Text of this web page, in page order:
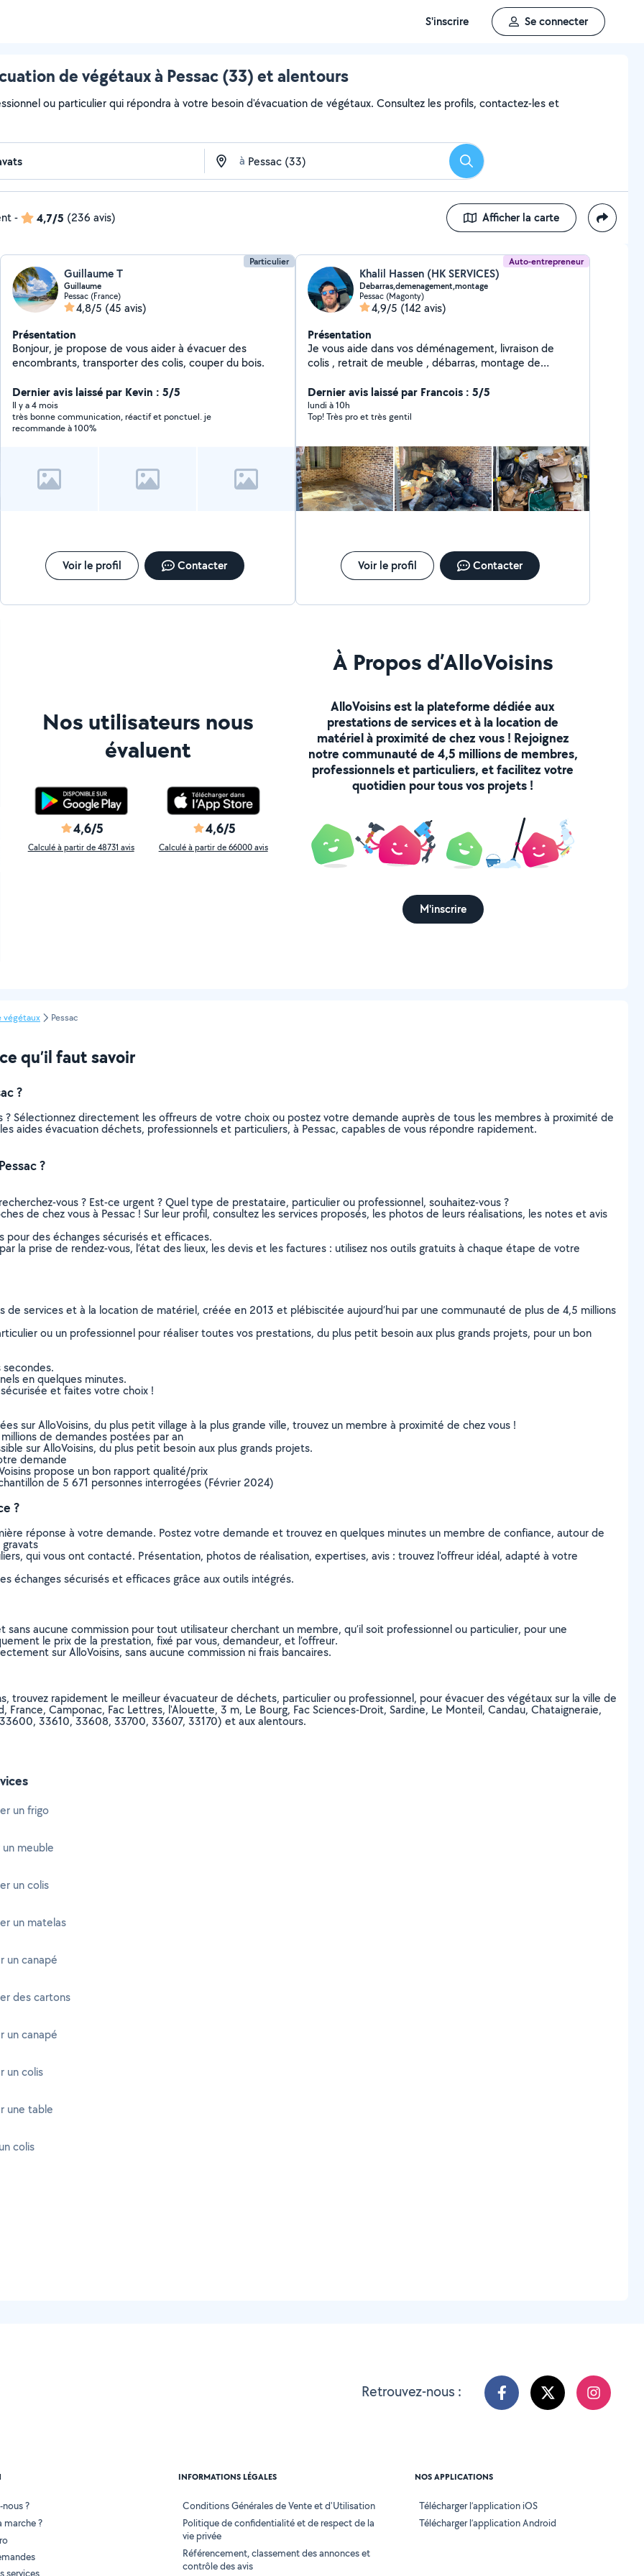
S'inscrire Se connecter
de végétaux à Pessac (33) et alentours
ou particulier qui répondra à votre besoin d'évacuation de végétaux. Consultez les profils, contactez-les et
à Rechercher
- 4,7/5 (236 avis) Afficher la carte
Particulier
Guillaume T
Guillaume
Pessac (France)
4,8/5 (45 avis)
Présentation
Bonjour, je propose de vous aider à évacuer des
encombrants, transporter des colis, couper du bois.
Dernier avis laissé par Kevin : 5/5
Il y a 4 mois
très bonne communication, réactif et ponctuel. je
recommande à 100%
Voir le profil Contacter
Auto-entrepreneur
Khalil Hassen (HK SERVICES)
Debarras,demenagement,montage
Pessac (Magonty)
4,9/5 (142 avis)
Présentation
Je vous aide dans vos déménagement, livraison de
colis , retrait de meuble , débarras, montage de
Dernier avis laissé par Francois : 5/5
lundi à 10h
Top! Très pro et très gentil
Voir le profil Contacter
Nos utilisateurs nous
évaluent
4,6/5
Calculé à partir de 48731 avis
4,6/5
Calculé à partir de 66000 avis
À Propos d’AlloVoisins
AlloVoisins est la plateforme dédiée aux
prestations de services et à la location de
matériel à proximité de chez vous ! Rejoignez
notre communauté de 4,5 millions de membres,
professionnels et particuliers, et facilitez votre
quotidien pour tous vos projets !
M'inscrire
végétaux Pessac
qu’il faut savoir
?
? Sélectionnez directement les offreurs de votre choix ou postez votre demande auprès de tous les membres à proximité de
aides évacuation déchets, professionnels et particuliers, à Pessac, capables de vous répondre rapidement.
?
vous ? Est-ce urgent ? Quel type de prestataire, particulier ou professionnel, souhaitez-vous ?
de chez vous à Pessac ! Sur leur profil, consultez les services proposés, les photos de leurs réalisations, les notes et avis
pour des échanges sécurisés et efficaces.
la prise de rendez-vous, l’état des lieux, les devis et les factures : utilisez nos outils gratuits à chaque étape de votre
de services et à la location de matériel, créée en 2013 et plébiscitée aujourd’hui par une communauté de plus de 4,5 millions
ou un professionnel pour réaliser toutes vos prestations, du plus petit besoin aux plus grands projets, pour un bon
secondes.
en quelques minutes.
et faites votre choix !
sur AlloVoisins, du plus petit village à la plus grande ville, trouvez un membre à proximité de chez vous !
de demandes postées par an
sur AlloVoisins, du plus petit besoin aux plus grands projets.
demande
propose un bon rapport qualité/prix
de 5 671 personnes interrogées (Février 2024)
?
réponse à votre demande. Postez votre demande et trouvez en quelques minutes un membre de confiance, autour de
qui vous ont contacté. Présentation, photos de réalisation, expertises, avis : trouvez l'offreur idéal, adapté à votre
échanges sécurisés et efficaces grâce aux outils intégrés.
aucune commission pour tout utilisateur cherchant un membre, qu’il soit professionnel ou particulier, pour une
le prix de la prestation, fixé par vous, demandeur, et l’offreur.
sur AlloVoisins, sans aucune commission ni frais bancaires.
trouvez rapidement le meilleur évacuateur de déchets, particulier ou professionnel, pour évacuer des végétaux sur la ville de
France, Camponac, Fac Lettres, l'Alouette, 3 m, Le Bourg, Fac Sciences-Droit, Sardine, Le Monteil, Candau, Chataigneraie,
33610, 33608, 33700, 33607, 33170) et aux alentours.
un frigo
meuble
un colis
un matelas
un canapé
des cartons
un canapé
un colis
une table
colis
Retrouvez-nous :
?
?
services
INFORMATIONS LÉGALES
Conditions Générales de Vente et d'Utilisation
Politique de confidentialité et de respect de la
vie privée
Référencement, classement des annonces et
contrôle des avis
NOS APPLICATIONS
Télécharger l’application iOS
Télécharger l’application Android